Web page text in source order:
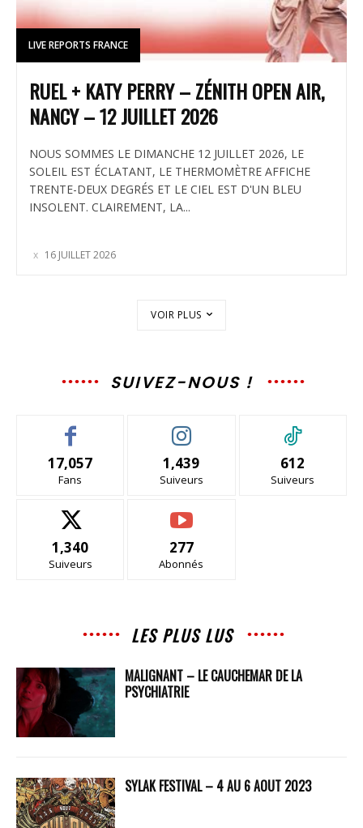
LIVE REPORTS FRANCE
RUEL + KATY PERRY – ZÉNITH OPEN AIR,
NANCY – 12 JUILLET 2026
NOUS SOMMES LE DIMANCHE 12 JUILLET 2026, LE
SOLEIL EST ÉCLATANT, LE THERMOMÈTRE AFFICHE
TRENTE-DEUX DEGRÉS ET LE CIEL EST D'UN BLEU
INSOLENT. CLAIREMENT, LA...
16 JUILLET 2026
VOIR PLUS
SUIVEZ-NOUS !
17,057
Fans
1,439
Suiveurs
612
Suiveurs
1,340
Suiveurs
277
Abonnés
LES PLUS LUS
MALIGNANT – LE CAUCHEMAR DE LA
PSYCHIATRIE
SYLAK FESTIVAL – 4 AU 6 AOUT 2023